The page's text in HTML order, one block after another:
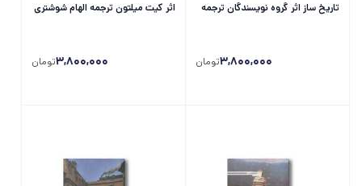
تاریخ ساز اثر گروه نویسندگان ترجمه
3,800,000تومان
اثر کیت میلتون ترجمه الهام شوشتری
3,800,000تومان